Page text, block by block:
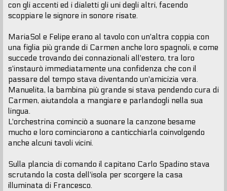
con gli accenti ed i dialetti gli uni degli altri, facendo
scoppiare le signore in sonore risate.
MariaSol e Felipe erano al tavolo con un'altra coppia con
una figlia più grande di Carmen anche loro spagnoli, e come
succede trovando dei connazionali all'estero, tra loro
s'instaurò immediatamente una confidenza che con il
passare del tempo stava diventando un'amicizia vera.
Manuelita, la bambina più grande si stava pendendo cura di
Carmen, aiutandola a mangiare e parlandogli nella sua
lingua.
L'orchestrina cominciò a suonare la canzone besame
mucho e loro cominciarono a canticchiarla coinvolgendo
anche alcuni tavoli vicini.
Sulla plancia di comando il capitano Carlo Spadino stava
scrutando la costa dell'isola per scorgere la casa
illuminata di Francesco.